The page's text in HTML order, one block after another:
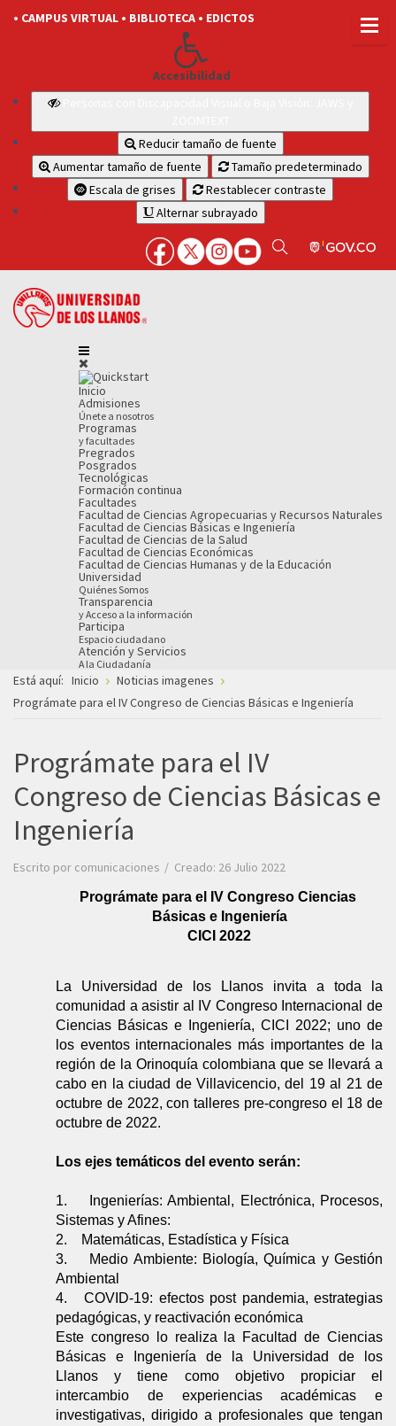
• CAMPUS VIRTUAL • BIBLIOTECA • EDICTOS
Accesibilidad
Reducir tamaño de fuente
Aumentar tamaño de fuente
Tamaño predeterminado
Escala de grises
Restablecer contraste
Alternar subrayado
Inicio
Admisiones
Únete a nosotros
Programas
y facultades
Pregrados
Posgrados
Tecnológicas
Formación continua
Facultades
Facultad de Ciencias Agropecuarias y Recursos Naturales
Facultad de Ciencias Básicas e Ingeniería
Facultad de Ciencias de la Salud
Facultad de Ciencias Económicas
Facultad de Ciencias Humanas y de la Educación
Universidad
Quiénes Somos
Transparencia
y Acceso a la información
Participa
Espacio ciudadano
Atención y Servicios
A la Ciudadanía
Está aquí: Inicio
Noticias imagenes
Prográmate para el IV Congreso de Ciencias Básicas e Ingeniería
Prográmate para el IV
Congreso de Ciencias Básicas e
Ingeniería
Escrito por comunicaciones Creado: 26 Julio 2022
Prográmate para el IV Congreso Ciencias
Básicas e Ingeniería
CICI 2022
La Universidad de los Llanos invita a toda la
comunidad a asistir al IV Congreso Internacional de
Ciencias Básicas e Ingeniería, CICI 2022; uno de
los eventos internacionales más importantes de la
región de la Orinoquía colombiana que se llevará a
cabo en la ciudad de Villavicencio, del 19 al 21 de
octubre de 2022, con talleres pre-congreso el 18 de
octubre de 2022.
Los ejes temáticos del evento serán:
1.    Ingenierías: Ambiental, Electrónica, Procesos,
Sistemas y Afines:
2.    Matemáticas, Estadística y Física
3.    Medio Ambiente: Biología, Química y Gestión
Ambiental
4.   COVID-19: efectos post pandemia, estrategias
pedagógicas, y reactivación económica
Este congreso lo realiza la Facultad de Ciencias
Básicas e Ingeniería de la Universidad de los
Llanos y tiene como objetivo propiciar el
intercambio de experiencias académicas e
investigativas, dirigido a profesionales que tengan